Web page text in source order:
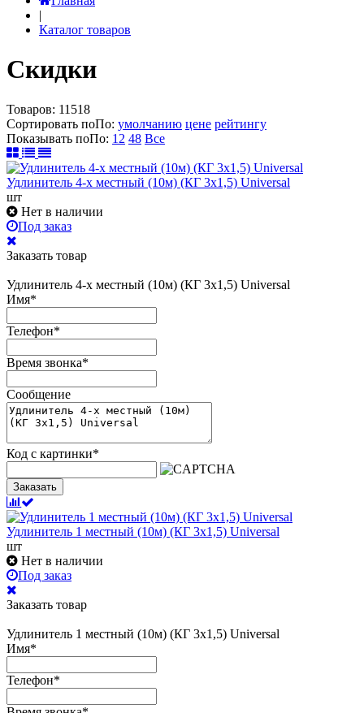
|
Каталог товаров
Скидки
Товаров: 11518
Сортировать поПо: умолчанию цене рейтингу
Показывать поПо: 12 48 Все
Удлинитель 4-х местный (10м) (КГ 3х1,5) Universal
шт
Нет в наличии
Под заказ
Заказать товар
Удлинитель 4-х местный (10м) (КГ 3х1,5) Universal
Имя*
Телефон*
Время звонка*
Сообщение
Код с картинки*
Заказать
Удлинитель 1 местный (10м) (КГ 3х1,5) Universal
шт
Нет в наличии
Под заказ
Заказать товар
Удлинитель 1 местный (10м) (КГ 3х1,5) Universal
Имя*
Телефон*